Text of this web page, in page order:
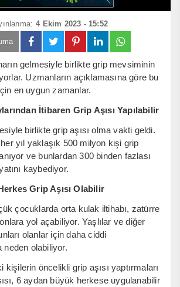
4 Ekim 2023 - 15:52
gelmesiyle birlikte grip mevsiminin
Uzmanların açıklamasına göre bu
en uygun zamanlar.
İtibaren Grip Aşısı Yapılabilir
birlikte grip aşısı olma vakti geldi.
yıl yaklaşık 500 milyon kişi grip
ve bunlardan 300 binden fazlası
kaybediyor.
Grip Aşısı Olabilir
çocuklarda orta kulak iltihabı, zatürre
yol açabiliyor. Yaşlılar ve diğer
olanlar için daha ciddi
neden olabiliyor.
kişilerin öncelikli grip aşısı yaptırmaları
6 aydan büyük herkese uygulanabilir